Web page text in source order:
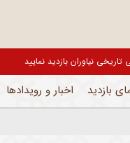
تا اطلاع ثانوی تعطیل می
بازدید اخبار و رویدادها